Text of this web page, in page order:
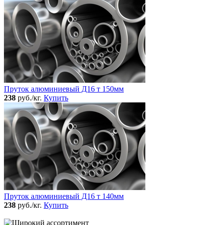
Пруток алюминиевый Д16 т 150мм
238 руб./кг. Купить
Пруток алюминиевый Д16 т 140мм
238 руб./кг. Купить